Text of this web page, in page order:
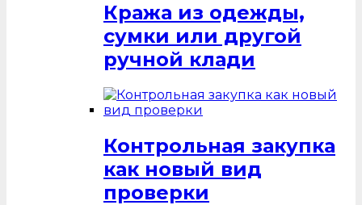
Кража из одежды,
сумки или другой
ручной клади
Контрольная закупка
как новый вид
проверки